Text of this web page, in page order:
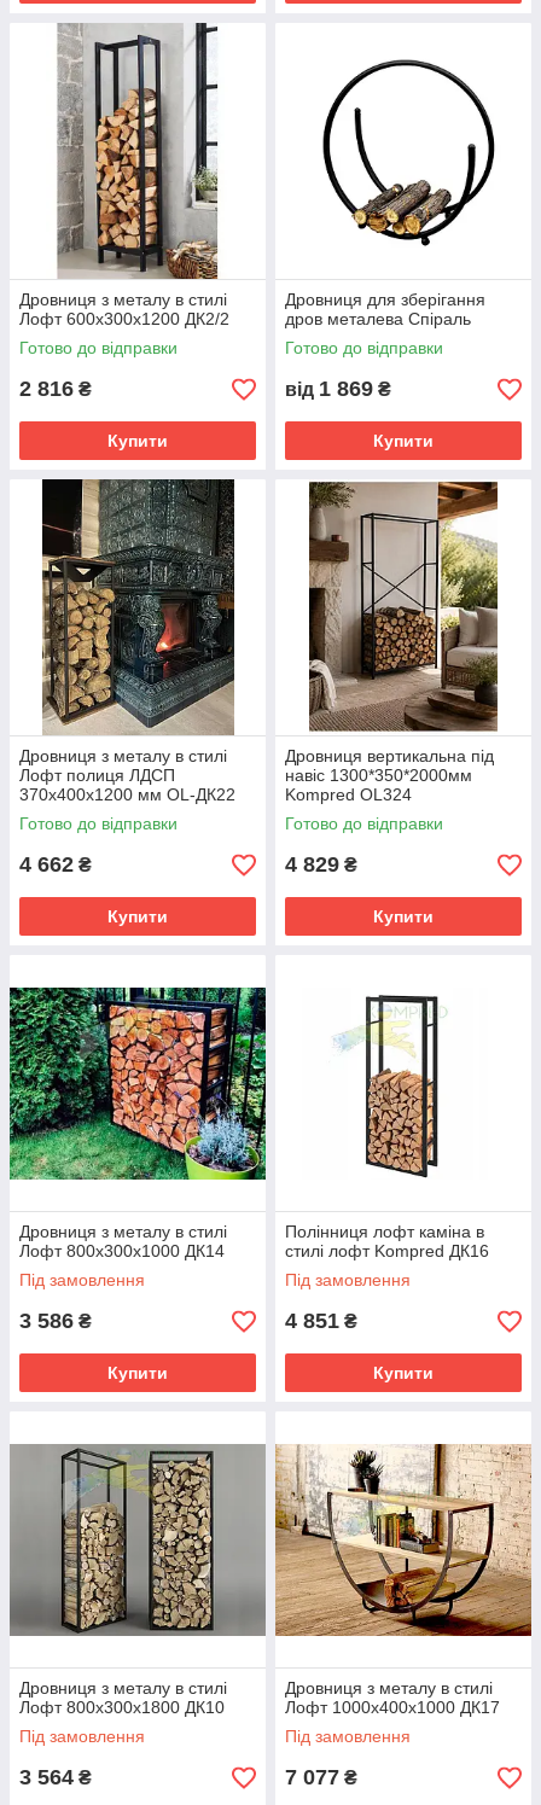
Дровниця з металу в стилі
Лофт 600х300х1200 ДК2/2
Готово до відправки
2 816 ₴
Купити
Дровниця для зберігання
дров металева Спіраль
Готово до відправки
від 1 869 ₴
Купити
Дровниця з металу в стилі
Лофт полиця ЛДСП
370х400х1200 мм OL-ДК22
Готово до відправки
4 662 ₴
Купити
Дровниця вертикальна під
навіс 1300*350*2000мм
Kompred OL324
Готово до відправки
4 829 ₴
Купити
Дровниця з металу в стилі
Лофт 800х300х1000 ДК14
Під замовлення
3 586 ₴
Купити
Полінниця лофт каміна в
стилі лофт Kompred ДК16
Під замовлення
4 851 ₴
Купити
Дровниця з металу в стилі
Лофт 800х300х1800 ДК10
Під замовлення
3 564 ₴
Дровниця з металу в стилі
Лофт 1000х400х1000 ДК17
Під замовлення
7 077 ₴